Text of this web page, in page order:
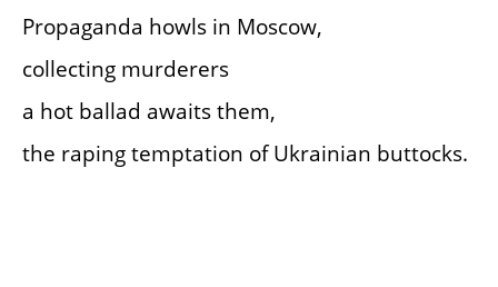
Propaganda howls in Moscow,
collecting murderers
a hot ballad awaits them,
the raping temptation of Ukrainian buttocks.